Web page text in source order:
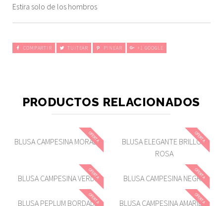
Estira solo de los hombros
COMPARTIR TUITEAR PINEAR +1 GOOGLE
PRODUCTOS RELACIONADOS
OFERTA
BLUSA CAMPESINA MORADA OFERTA
BLUSA ELEGANTE BRILLOS
ROSA
OFERTA
BLUSA CAMPESINA VERDE OFERTA
BLUSA CAMPESINA NEGRA
OFERTA
BLUSA PEPLUM BORDADA OFERTA
BLUSA CAMPESINA AMARILLA